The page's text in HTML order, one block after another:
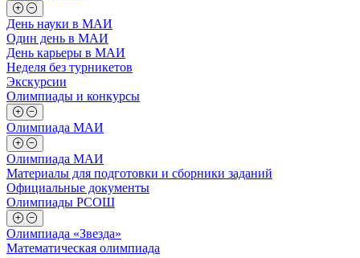
День науки в МАИ
Один день в МАИ
День карьеры в МАИ
Неделя без турникетов
Экскурсии
Олимпиады и конкурсы
Олимпиада МАИ
Олимпиада МАИ
Материалы для подготовки и сборники заданий
Официальные документы
Олимпиады РСОШ
Олимпиада «Звезда»
Математическая олимпиада